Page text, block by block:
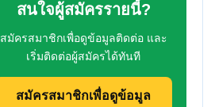
สนใจผู้สมัครรายนี้?
สมัครสมาชิกเพื่อดูข้อมูลติดต่อ และ
เริ่มติดต่อผู้สมัครได้ทันที
สมัครสมาชิกเพื่อดูข้อมูล